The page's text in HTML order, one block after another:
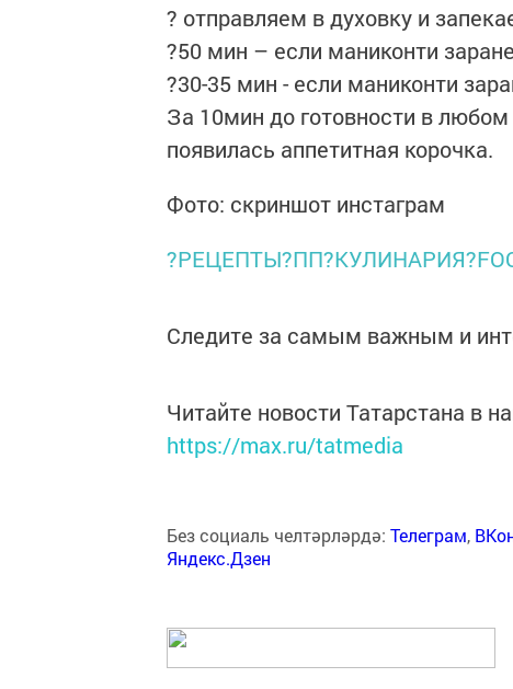
? отправляем в духовку и
?50 мин – если маниконти
?30-35 мин - если маниконти
За 10мин до готовности в
появилась аппетитная корочка.
Фото: скриншот инстаграм
Следите за самым важным и
Читайте новости Татарстана в
https://max.ru/tatmedia
Без социаль челтәрләрдә: Телеграм,
Яндекс.Дзен